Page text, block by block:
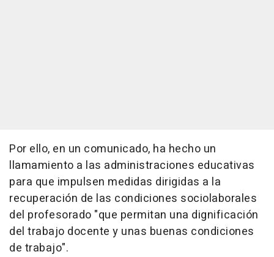
Por ello, en un comunicado, ha hecho un
llamamiento a las administraciones educativas
para que impulsen medidas dirigidas a la
recuperación de las condiciones sociolaborales
del profesorado "que permitan una dignificación
del trabajo docente y unas buenas condiciones
de trabajo".